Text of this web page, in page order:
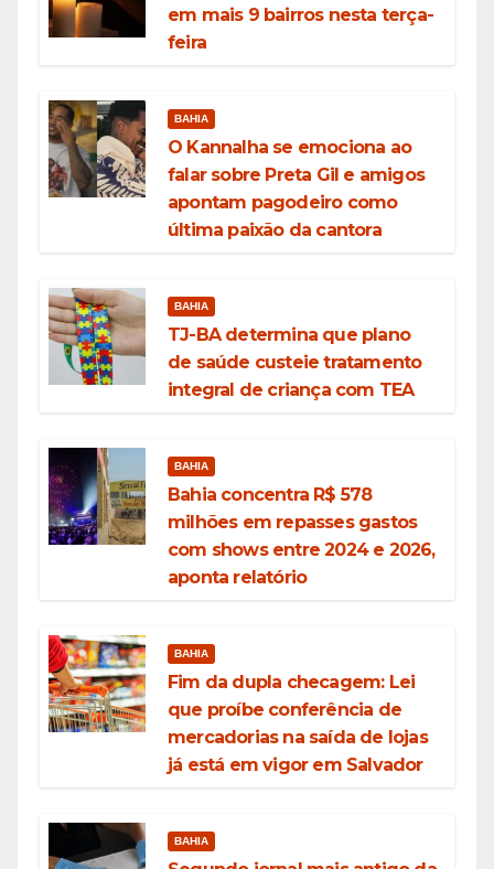
em mais 9 bairros nesta terça-
feira
BAHIA
O Kannalha se emociona ao
falar sobre Preta Gil e amigos
apontam pagodeiro como
última paixão da cantora
BAHIA
TJ-BA determina que plano
de saúde custeie tratamento
integral de criança com TEA
BAHIA
Bahia concentra R$ 578
milhões em repasses gastos
com shows entre 2024 e 2026,
aponta relatório
BAHIA
Fim da dupla checagem: Lei
que proíbe conferência de
mercadorias na saída de lojas
já está em vigor em Salvador
BAHIA